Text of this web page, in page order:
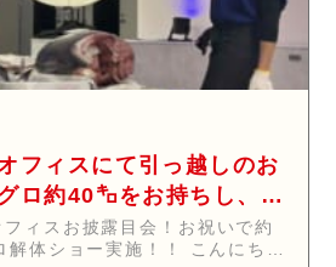
フィスにて引っ越しのお
ロ約40㌔をお持ちし、マ
を行いお祝いしてまいり
ィスお披露目会！お祝いで約
体ショー実施！！ こんにち